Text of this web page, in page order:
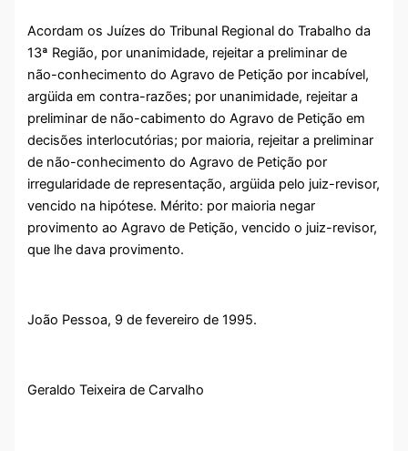
Acordam os Juízes do Tribunal Regional do Trabalho da
13ª Região, por unanimidade, rejeitar a preliminar de
não-conhecimento do Agravo de Petição por incabível,
argüida em contra-razões; por unanimidade, rejeitar a
preliminar de não-cabimento do Agravo de Petição em
decisões interlocutórias; por maioria, rejeitar a preliminar
de não-conhecimento do Agravo de Petição por
irregularidade de representação, argüida pelo juiz-revisor,
vencido na hipótese. Mérito: por maioria negar
provimento ao Agravo de Petição, vencido o juiz-revisor,
que lhe dava provimento.
João Pessoa, 9 de fevereiro de 1995.
Geraldo Teixeira de Carvalho